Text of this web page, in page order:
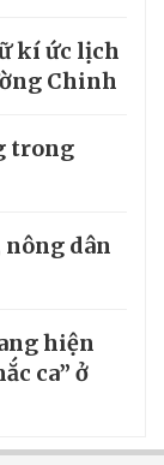
kí ức lịch
Chinh
trong
nông dân
hiện
ca” ở